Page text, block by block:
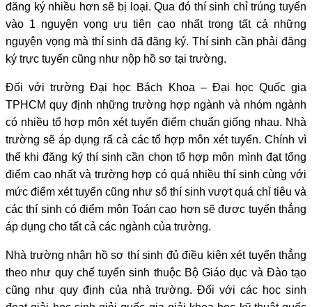
đăng ký nhiều hơn sẽ bị loại. Qua đó thí sinh chỉ trúng tuyển
vào 1 nguyện vọng ưu tiên cao nhất trong tất cả những
nguyện vọng mà thí sinh đã đăng ký. Thí sinh cần phải đăng
ký trực tuyến cũng như nộp hồ sơ tại trường.
Đối với trường Đại học Bách Khoa – Đại học Quốc gia
TPHCM quy định những trường hợp ngành và nhóm ngành
có nhiều tổ hợp môn xét tuyển điểm chuẩn giống nhau. Nhà
trường sẽ áp dụng rấ cả các tổ hợp môn xét tuyển. Chính vì
thế khi đăng ký thí sinh cần chọn tổ hợp môn mình đạt tổng
điểm cao nhất và trường hợp có quá nhiều thí sinh cùng với
mức điểm xét tuyển cũng như số thí sinh vượt quá chỉ tiêu và
các thí sinh có điểm môn Toán cao hơn sẽ được tuyển thẳng
áp dụng cho tất cả các ngành của trường.
Nhà trường nhận hồ sơ thí sinh đủ điều kiện xét tuyển thẳng
theo như quy chế tuyển sinh thuộc Bộ Giáo dục và Đào tạo
cũng như quy định của nhà trường. Đối với các học sinh